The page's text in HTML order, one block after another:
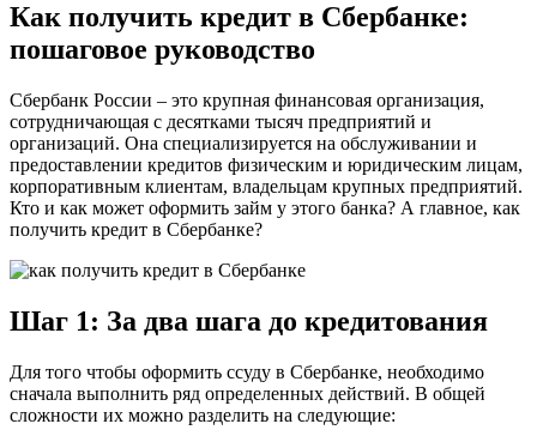
Как получить кредит в Сбербанке:
пошаговое руководство
Сбербанк России – это крупная финансовая организация,
сотрудничающая с десятками тысяч предприятий и
организаций. Она специализируется на обслуживании и
предоставлении кредитов физическим и юридическим лицам,
корпоративным клиентам, владельцам крупных предприятий.
Кто и как может оформить займ у этого банка? А главное, как
получить кредит в Сбербанке?
Шаг 1: За два шага до кредитования
Для того чтобы оформить ссуду в Сбербанке, необходимо
сначала выполнить ряд определенных действий. В общей
сложности их можно разделить на следующие: